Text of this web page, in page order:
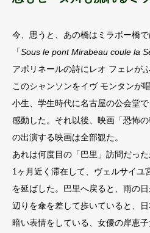
今、思うと、あの橋はミラボー橋で
「Sous le pont Mirabeau coule la
アポリネールの詩にレオ フェレが
このシャンソンをイヴ モンタンが
小生、学生時代に名古屋の公会堂
感動した。それ以後、映画「恐怖
の出演する映画は全部観た。
あれは何度目の「巴里」訪問だっ
1ヶ月近く滞在して、ヴェルサイユ
を延ばした。巴里へ戻ると、雨の
辺りを傘を差して歩いていると、
暗い表情をしている、女優の岸恵子